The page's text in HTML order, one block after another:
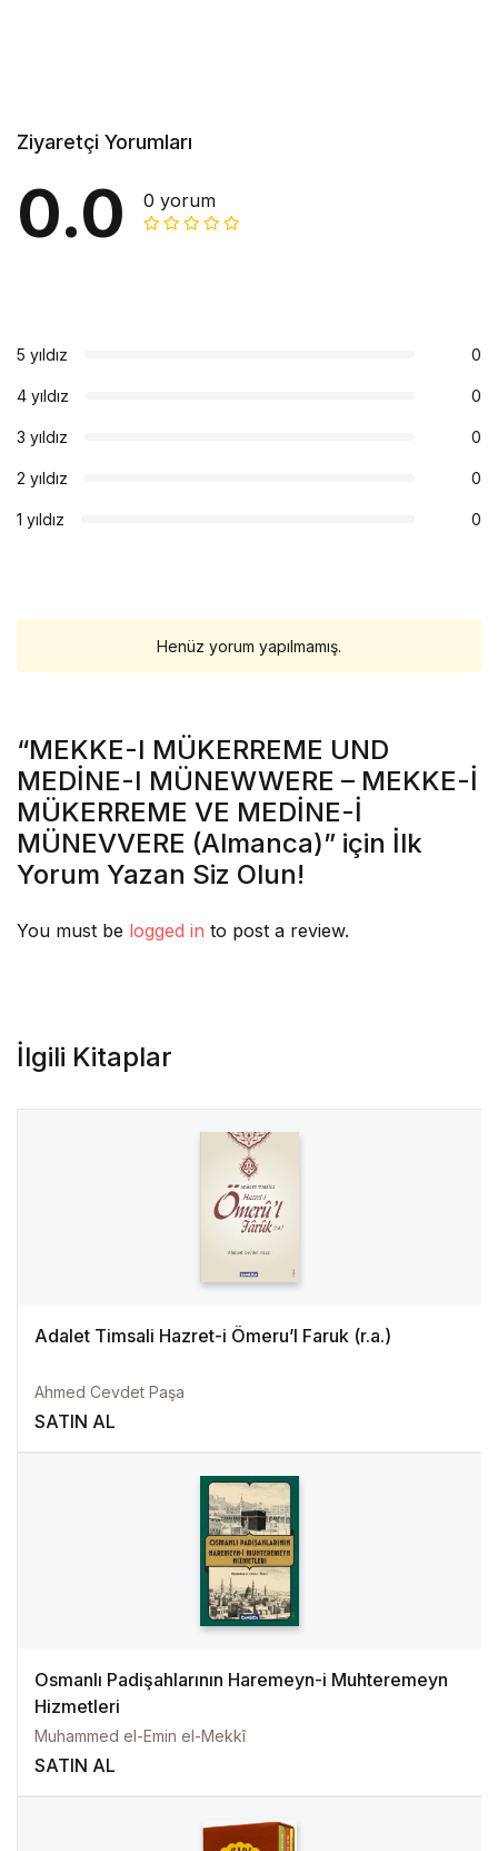
Ziyaretçi Yorumları
0.0 0 yorum
5 yıldız 0
4 yıldız 0
3 yıldız 0
2 yıldız 0
1 yıldız 0
Henüz yorum yapılmamış.
“MEKKE-I MÜKERREME UND
MEDİNE-I MÜNEWWERE – MEKKE-İ
MÜKERREME VE MEDİNE-İ
MÜNEVVERE (Almanca)” için İlk
Yorum Yazan Siz Olun!
You must be logged in to post a review.
İlgili Kitaplar
Adalet Timsali Hazret-i Ömeru’l Faruk (r.a.)
Ahmed Cevdet Paşa
SATIN AL
Osmanlı Padişahlarının Haremeyn-i Muhteremeyn
Hizmetleri
Muhammed el-Emin el-Mekkî
SATIN AL